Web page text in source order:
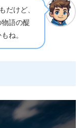
だけど、
語の醍
ね。